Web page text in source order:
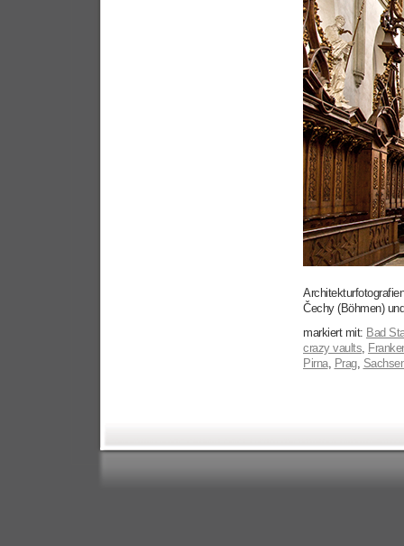
Čechy (Böhmen)
markiert mit: Bad
crazy vaults,
Pirna, Prag,